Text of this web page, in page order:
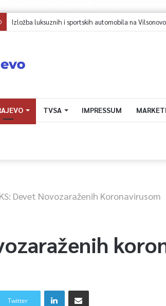
TVSA IMPRESSUM
KS: Devet Novozaraženih Koronavirusom
Twitter